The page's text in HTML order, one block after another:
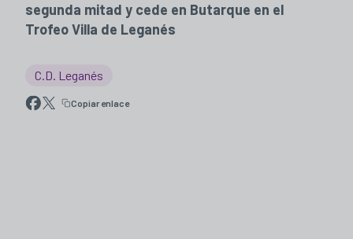
segunda mitad y cede en Butarque en el
Trofeo Villa de Leganés
C.D. Leganés
Copiar enlace